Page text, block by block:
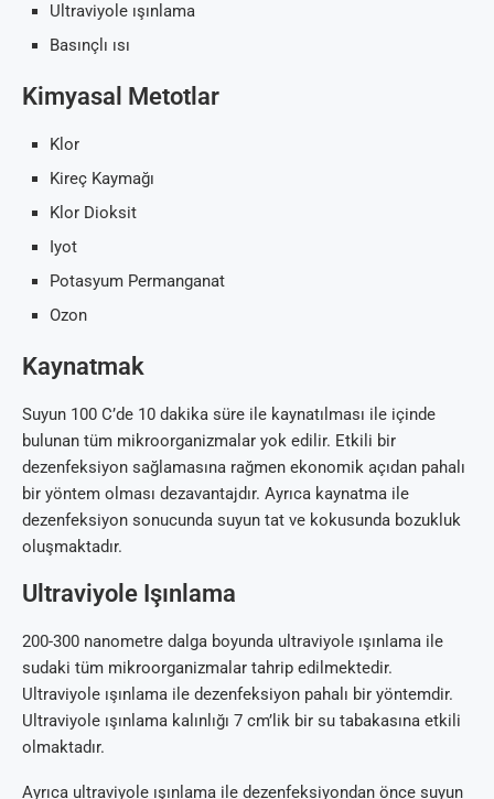
Ultraviyole ışınlama
Basınçlı ısı
Kimyasal Metotlar
Klor
Kireç Kaymağı
Klor Dioksit
Iyot
Potasyum Permanganat
Ozon
Kaynatmak
Suyun 100 C’de 10 dakika süre ile kaynatılması ile içinde
bulunan tüm mikroorganizmalar yok edilir. Etkili bir
dezenfeksiyon sağlamasına rağmen ekonomik açıdan pahalı
bir yöntem olması dezavantajdır. Ayrıca kaynatma ile
dezenfeksiyon sonucunda suyun tat ve kokusunda bozukluk
oluşmaktadır.
Ultraviyole Işınlama
200-300 nanometre dalga boyunda ultraviyole ışınlama ile
sudaki tüm mikroorganizmalar tahrip edilmektedir.
Ultraviyole ışınlama ile dezenfeksiyon pahalı bir yöntemdir.
Ultraviyole ışınlama kalınlığı 7 cm’lik bir su tabakasına etkili
olmaktadır.
Ayrıca ultraviyole ışınlama ile dezenfeksiyondan önce suyun